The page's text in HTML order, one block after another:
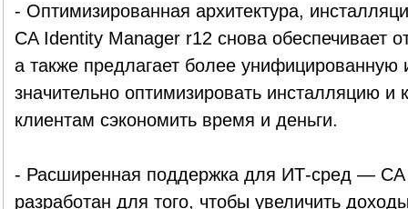
- Оптимизированная архитектура,
CA Identity Manager r12 снова обеспечивает
а также предлагает более унифицированную
значительно оптимизировать инсталляцию и
клиентам сэкономить время и деньги.
- Расширенная поддержка для ИТ-сред — CA
разработан для того, чтобы увеличить